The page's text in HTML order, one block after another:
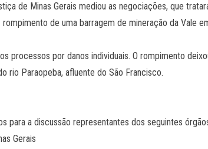
de Minas Gerais mediou as negociações, que
de uma barragem de mineração da Vale
processos por danos individuais. O rompimento
rio Paraopeba, afluente do São Francisco.
para a discussão representantes dos seguintes
Gerais